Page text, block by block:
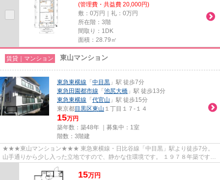
(管理費・共益費 20,000円)
敷：0万円｜礼：0万円
所在階：3階
間取り：1DK
面積：28.79㎡
賃貸｜マンション 東山マンション
東急東横線 「 中目黒 」駅 徒歩7分
東急田園都市線 「 池尻大橋 」駅 徒歩13分
東急東横線 「 代官山 」駅 徒歩15分
東京都目黒区東山 １丁目１７-１４
15万円
築年数：築48年 ｜募集中： 1室
階数：3階建
★★★東山マンション★★★ 東急東横線・日比谷線「中目黒」駅より徒歩7分。
山手通りから少し入った立地ですので、静かな住環境です。 １９７８年築です
が、内装はリフォームされており明...
15万円